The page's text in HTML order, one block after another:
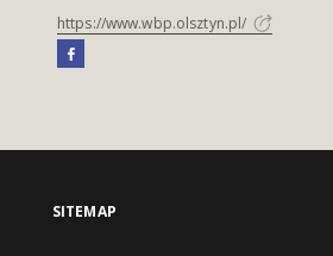
https://www.wbp.olsztyn.pl/
SITEMAP